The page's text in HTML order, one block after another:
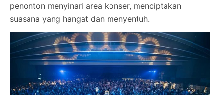
penonton menyinari area konser, menciptakan
suasana yang hangat dan menyentuh.